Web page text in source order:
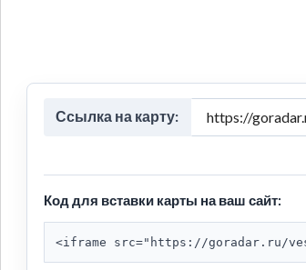
Ссылка на карту:
Код для вставки карты на ваш сайт:
<iframe src="https://goradar.ru/